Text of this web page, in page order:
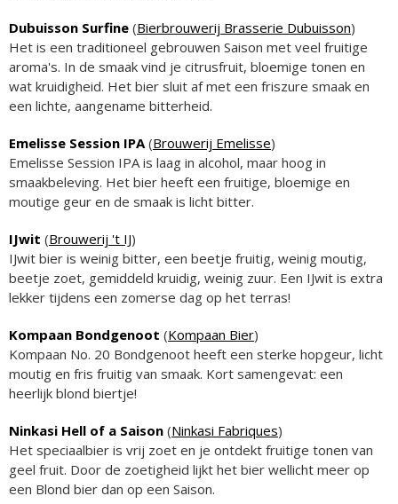
Dubuisson Surfine (Bierbrouwerij Brasserie Dubuisson)
Het is een traditioneel gebrouwen Saison met veel fruitige
aroma's. In de smaak vind je citrusfruit, bloemige tonen en
wat kruidigheid. Het bier sluit af met een friszure smaak en
een lichte, aangename bitterheid.
Emelisse Session IPA (Brouwerij Emelisse)
Emelisse Session IPA is laag in alcohol, maar hoog in
smaakbeleving. Het bier heeft een fruitige, bloemige en
moutige geur en de smaak is licht bitter.
IJwit (Brouwerij 't IJ)
IJwit bier is weinig bitter, een beetje fruitig, weinig moutig,
beetje zoet, gemiddeld kruidig, weinig zuur. Een IJwit is extra
lekker tijdens een zomerse dag op het terras!
Kompaan Bondgenoot (Kompaan Bier)
Kompaan No. 20 Bondgenoot heeft een sterke hopgeur, licht
moutig en fris fruitig van smaak. Kort samengevat: een
heerlijk blond biertje!
Ninkasi Hell of a Saison (Ninkasi Fabriques)
Het speciaalbier is vrij zoet en je ontdekt fruitige tonen van
geel fruit. Door de zoetigheid lijkt het bier wellicht meer op
een Blond bier dan op een Saison.